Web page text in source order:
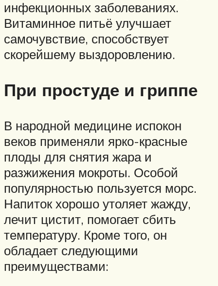
инфекционных заболеваниях.
Витаминное питьё улучшает
самочувствие, способствует
скорейшему выздоровлению.
При простуде и гриппе
В народной медицине испокон
веков применяли ярко-красные
плоды для снятия жара и
разжижения мокроты. Особой
популярностью пользуется морс.
Напиток хорошо утоляет жажду,
лечит цистит, помогает сбить
температуру. Кроме того, он
обладает следующими
преимуществами: